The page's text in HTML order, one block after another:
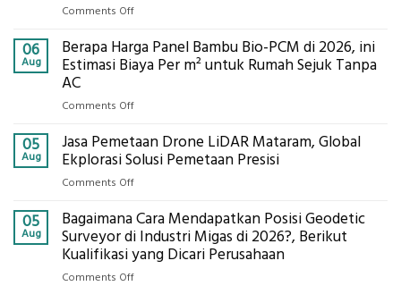
Comments Offon
Pemasangan
Bowplank
Ukur
Presisi
untuk
Akurat
06
Aug
Berapa Harga Panel Bambu Bio-PCM di 2026, ini
Estimasi Biaya Per m² untuk Rumah Sejuk Tanpa
AC
Comments Offon
Harga
Panel
di
2026,
ini
Estimasi
05
Aug
Jasa Pemetaan Drone LiDAR Mataram, Global
Ekplorasi Solusi Pemetaan Presisi
Comments Offon
Pemetaan
Drone
LiDAR
Mataram,
05
Aug
Bagaimana Cara Mendapatkan Posisi Geodetic
Surveyor di Industri Migas di 2026?, Berikut
Kualifikasi yang Dicari Perusahaan
Comments Offon